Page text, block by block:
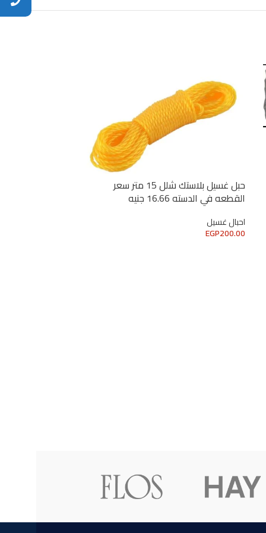
حبل غسيل بلاستك شلل 15 متر سعر
القطعه في الدسته 16.66 جنيه
احبال غسيل
EGP200.00